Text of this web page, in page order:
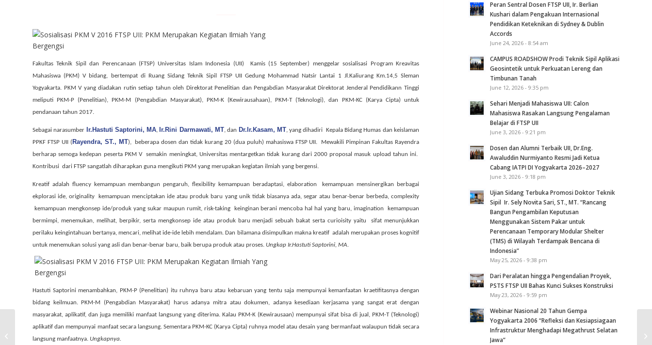
Fakultas Teknik Sipil dan Perencanaan (FTSP) Universitas Islam Indonesia (UII)
Kamis (15 September) menggelar sosialisasi Program Kreavitas
Mahasiswa (PKM) V bidang, bertempat di Ruang Sidang Teknik Sipil FTSP UII Gedung Mohammad Natsir Lantai 1 Jl.Kaliurang Km.14,5 Sleman
Yogyakarta. PKM V yang diadakan rutin setiap tahun oleh Direktorat Penelitian dan Pengabdian Masyarakat Direktorat Jenderal Pendidikann Tinggi
meliputi
PKM-P (Penelitian), PKM-M (Pengabdian Masyarakat), PKM-K (Kewirausahaan), PKM-T (Teknologi), dan PKM-KC (Karya Cipta) untuk
pendanaan tahun 2017.
Sebagai narasumber Ir.Hastuti Saptorini, MA, Ir.Rini Darmawati, MT, dan Dr.Ir.Kasam, MT, yang dihadiri Kepala Bidang Humas dan keislaman
PPKF FTSP UII (Rayendra, ST., MT), beberapa dosen dan tidak kurang 20 (dua puluh) mahasiswa FTSP UII.
Mewakili Pimpinan Fakultas Rayendra
berharap semoga kedepan peserta PKM V
semakin meningkat, Universitas mentargetkan tidak kurang dari 2000 proposal masuk upload tahun ini.
Kontribusi dari FTSP sangatlah diharapkan guna mengikuti PKM yang merupakan kegiatan ilmiah yang bergensi.
Kreatif adalah fluency kemampuan membangun pengaruh, flexibility kemampuan beradaptasi, elaboration
kemampuan mensinergikan berbagai
ekplorasi ide, originality
kemampuan menciptakan ide atau produk baru yang unik tidak biasanya ada, segar atau benar-benar berbeda, complexity
kemampuan mengkonsep ide/produk yang sukar maupun rumit, risk-taking
keinginan berani mencoba hal hal yang baru, imagination kemampuan
bermimpi, menemukan, melihat, berpikir, serta mengkonsep ide atau produk baru menjadi sebuah bakat serta curioisity yaitu
sifat menunjukkan
perilaku keingintahuan bertanya, mencari, melihat ide-ide lebih mendalam. Dan bilamana disimpulkan makna kreatif adalah merupakan proses kognitif
untuk menemukan solusi yang asli dan benar-benar baru, baik berupa produk atau proses. Ungkap Ir.Hastuti Saptorini, MA.
Hastuti Saptorini menambahkan, PKM-P (Penelitian) itu ruhnya baru atau kebaruan yang tentu saja mempunyai kemanfaatan kraetifitasnya dengan
bidang keilmuan. PKM-M (Pengabdian Masyarakat) harus adanya mitra atau dokumen, adanya kesediaan kerjasama yang sangat erat dengan
masyarakat, aplikatif, dan juga memiliki manfaat langsung yang diterima. Kalau PKM-K (Kewirausaan) mempunyai sifat bisa di jual, PKM-T (Teknologi)
aplikatif dan mempunyai manfaat secara langsung. Sementara PKM-KC (Karya Cipta) ruhnya model atau desain yang bermanfaat walaupun tidak secara
langsung manfaatnya. Ungkapnya.
Peran Sentral Dosen FTSP UII, Ir. Berlian
Kushari dalam Pengakuan Internasional
Pendidikan Keteknikan di Sydney & Dublin
Accords
June 24, 2026 - 8:54 am
CAMPUS ROADSHOW Prodi Teknik Sipil Aplikasi
Geosintetik untuk Perkuatan Lereng dan
Timbunan Tanah
June 12, 2026 - 9:35 pm
Sehari Menjadi Mahasiswa UII: Calon
Mahasiswa Rasakan Langsung Pengalaman
Belajar di FTSP UII
June 3, 2026 - 9:21 pm
Dosen dan Alumni Terbaik UII, Dr.Eng.
Awaluddin Nurmiyanto Resmi Jadi Ketua
Cabang IATPI DI Yogyakarta 2026–2027
June 3, 2026 - 9:18 pm
Ujian Sidang Terbuka Promosi Doktor Teknik
Sipil Ir. Sely Novita Sari, ST., MT. “Rancang
Bangun Pengambilan Keputusan
Menggunakan Sistem Pakar untuk
Perencanaan Temporary Modular Shelter
(TMS) di Wilayah Terdampak Bencana di
Indonesia”
May 25, 2026 - 9:38 pm
Dari Peralatan hingga Pengendalian Proyek,
PSTS FTSP UII Bahas Kunci Sukses Konstruksi
May 23, 2026 - 9:59 pm
Webinar Nasional 20 Tahun Gempa
Yogyakarta 2006 “Refleksi dan Kesiapsiagaan
Infrastruktur Menghadapi Megathrust Selatan
Jawa”
Sosialisasi PKM V 2016 FTSP UII: PKM
Merupakan Kegiatan Ilmiah Yang